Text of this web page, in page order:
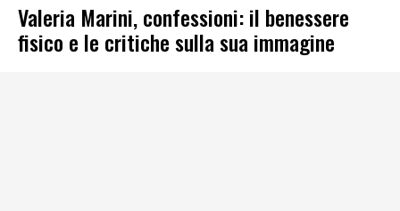
Valeria Marini, confessioni: il benessere
fisico e le critiche sulla sua immagine